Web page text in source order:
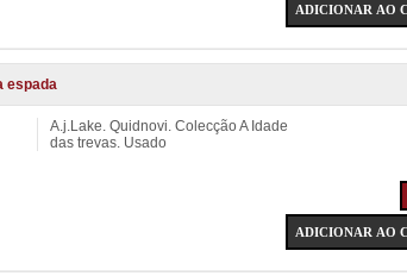
espada
A.j.Lake. Quidnovi. Colecção A Idade
das trevas. Usado